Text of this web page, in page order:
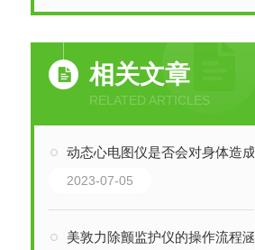
相关文章
RELATED ARTICLES
动态心电图仪是否会对身体造成不适或副作用？
2023-07-05
美敦力除颤监护仪的操作流程涵盖以下几大步骤！